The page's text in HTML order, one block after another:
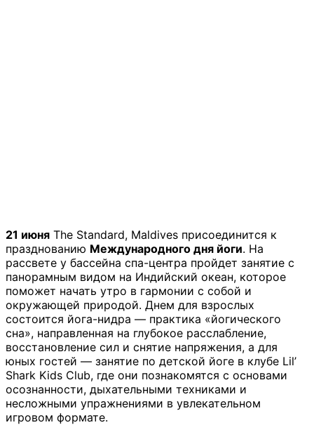
21 июня The Standard, Maldives присоединится к
празднованию Международного дня йоги. На
рассвете у бассейна спа-центра пройдет занятие с
панорамным видом на Индийский океан, которое
поможет начать утро в гармонии с собой и
окружающей природой. Днем для взрослых
состоится йога-нидра — практика «йогического
сна», направленная на глубокое расслабление,
восстановление сил и снятие напряжения, а для
юных гостей — занятие по детской йоге в клубе Lil’
Shark Kids Club, где они познакомятся с основами
осознанности, дыхательными техниками и
несложными упражнениями в увлекательном
игровом формате.